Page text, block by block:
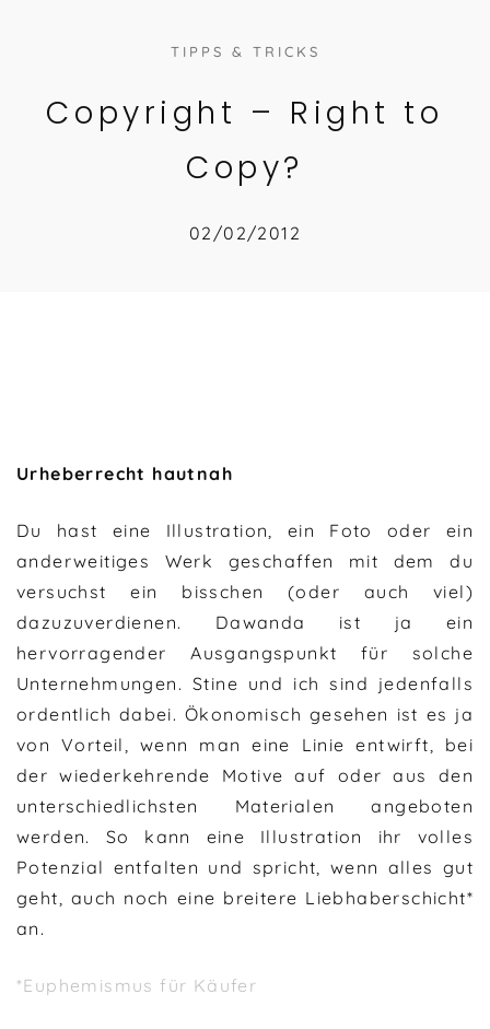
TIPPS & TRICKS
Copyright – Right to
Copy?
02/02/2012
Urheberrecht hautnah
Du hast eine Illustration, ein Foto oder ein
anderweitiges Werk geschaffen mit dem du
versuchst ein bisschen (oder auch viel)
dazuzuverdienen. Dawanda ist ja ein
hervorragender Ausgangspunkt für solche
Unternehmungen. Stine und ich sind jedenfalls
ordentlich dabei. Ökonomisch gesehen ist es ja
von Vorteil, wenn man eine Linie entwirft, bei
der wiederkehrende Motive auf oder aus den
unterschiedlichsten Materialen angeboten
werden. So kann eine Illustration ihr volles
Potenzial entfalten und spricht, wenn alles gut
geht, auch noch eine breitere Liebhaberschicht*
an.
*Euphemismus für Käufer